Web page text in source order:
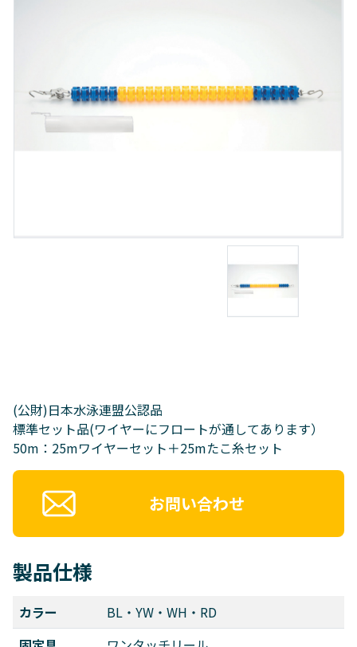
(公財)日本水泳連盟公認品
標準セット品(ワイヤーにフロートが通してあります）
50m：25mワイヤーセット＋25mたこ糸セット
お問い合わせ
製品仕様
カラー
BL・YW・WH・RD